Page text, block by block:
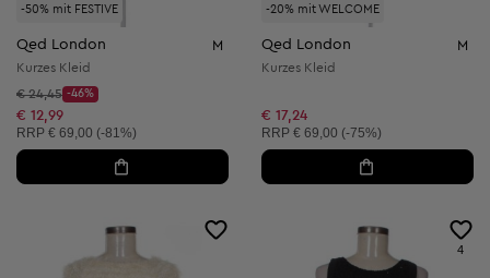
-50% mit FESTIVE
Qed London M
Kurzes Kleid
Startpreis:
€ 24,45
Discount Price:
-46%
Reduzierter Preis:
€ 12,99
Unverbindliche Preisempfehlung:
RRP € 69,00 (-81%)
-20% mit WELCOME
Qed London M
Kurzes Kleid
€ 17,24
Unverbindliche Preisempfehlung:
RRP € 69,00 (-75%)
4